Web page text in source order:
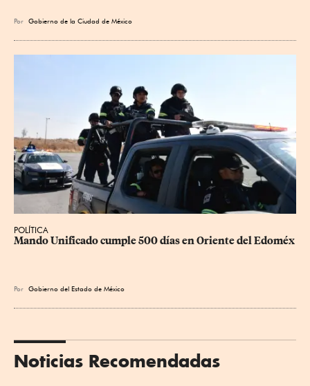
Por Gobierno de la Ciudad de México
POLÍTICA
Mando Unificado cumple 500 días en Oriente del Edoméx
Por Gobierno del Estado de México
Noticias Recomendadas